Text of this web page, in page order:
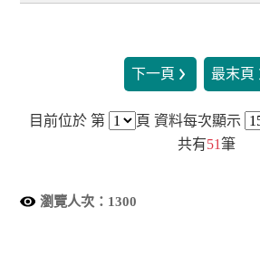
下一頁 最末頁
目前位於 第 頁 資料每次顯示
共有51筆
瀏覽人次： 1300